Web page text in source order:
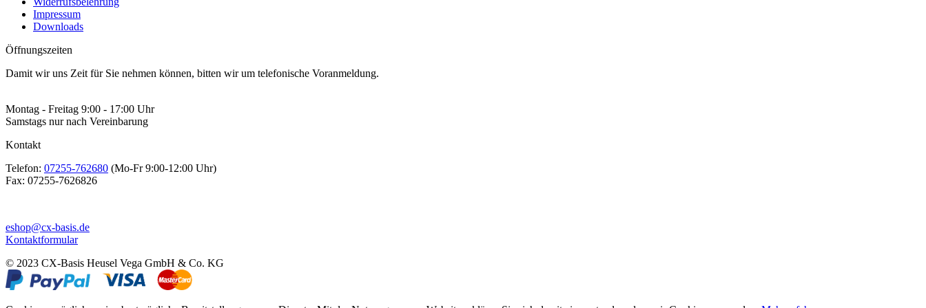
Impressum
Downloads
Öffnungszeiten
Damit wir uns Zeit für Sie nehmen können, bitten wir um telefonische Voranmeldung.
Montag - Freitag 9:00 - 17:00 Uhr
Samstags nur nach Vereinbarung
Kontakt
Telefon: 07255-762680 (Mo-Fr 9:00-12:00 Uhr)
Fax: 07255-7626826
eshop@cx-basis.de
Kontaktformular
© 2023 CX-Basis Heusel Vega GmbH & Co. KG